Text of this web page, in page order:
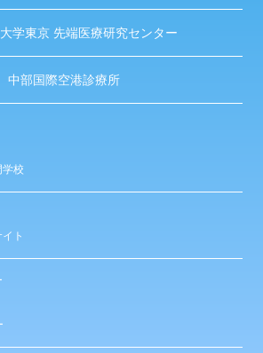
学東京 先端医療研究センター
中部国際空港診療所
校
ト